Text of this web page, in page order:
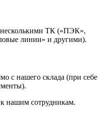
несколькими ТК («ПЭК»,
линии» и другими).
с нашего склада (при себе
нашим сотрудникам.